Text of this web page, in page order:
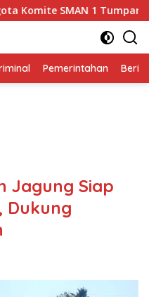
,Ketua DPD IWOI Buka
Pemerintahan
Jagung Siap
Dukung